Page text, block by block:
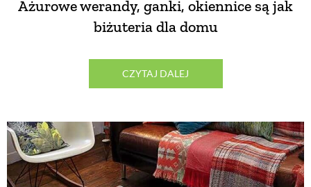
Ażurowe werandy, ganki, okiennice są jak
biżuteria dla domu
CZYTAJ DALEJ
PRZETWORY
INNE